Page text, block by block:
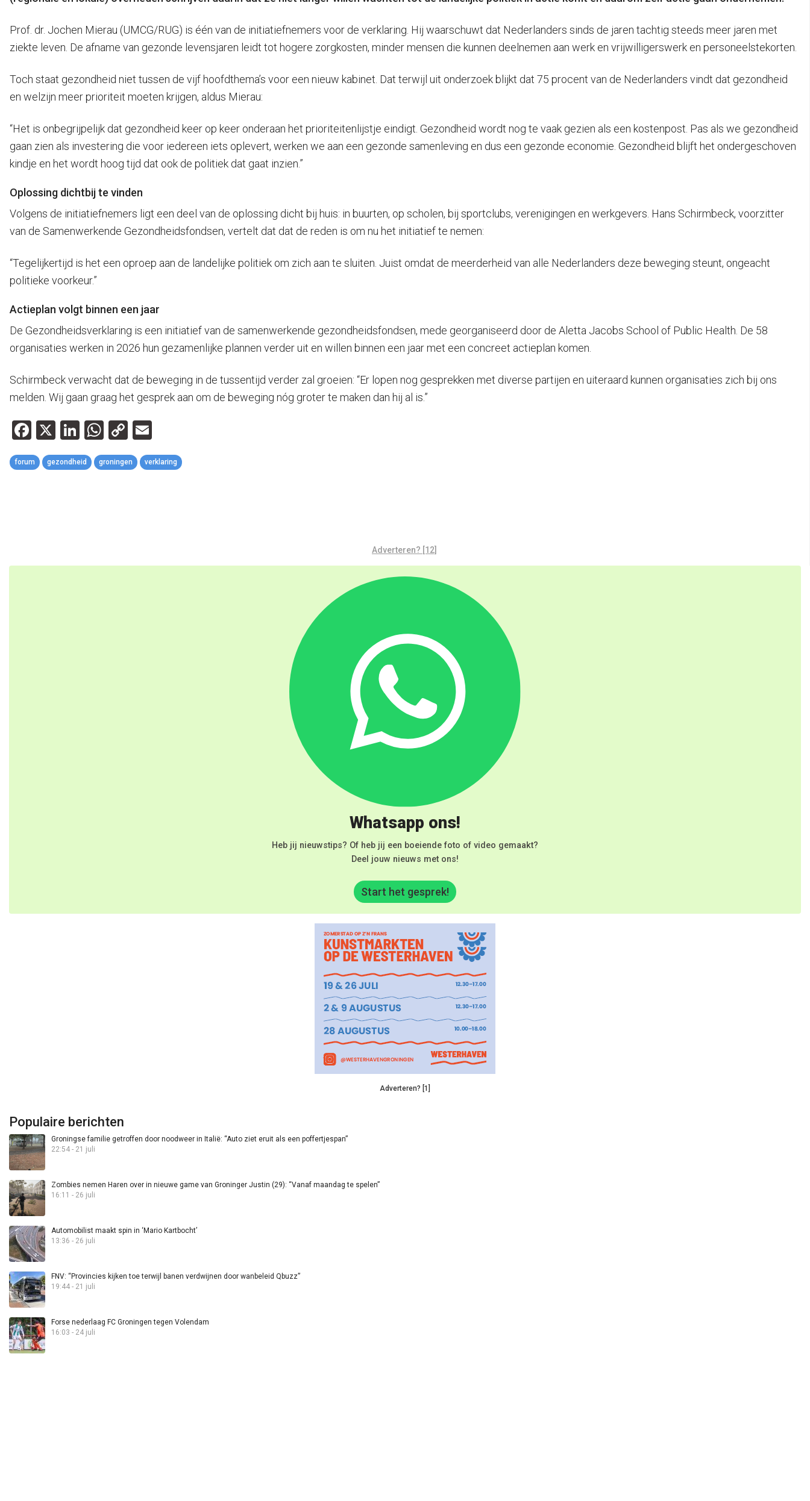
Prof. dr. Jochen Mierau (UMCG/RUG) is één van de initiatiefnemers voor de verklaring. Hij waarschuwt dat Nederlanders sinds de jaren tachtig steeds meer jaren met
ziekte leven. De afname van gezonde levensjaren leidt tot hogere zorgkosten, minder mensen die kunnen deelnemen aan werk en vrijwilligerswerk en personeelstekorten.
Toch staat gezondheid niet tussen de vijf hoofdthema’s voor een nieuw kabinet. Dat terwijl uit onderzoek blijkt dat 75 procent van de Nederlanders vindt dat gezondheid
en welzijn meer prioriteit moeten krijgen, aldus Mierau:
“Het is onbegrijpelijk dat gezondheid keer op keer onderaan het prioriteitenlijstje eindigt. Gezondheid wordt nog te vaak gezien als een kostenpost. Pas als we gezondheid
gaan zien als investering die voor iedereen iets oplevert, werken we aan een gezonde samenleving en dus een gezonde economie. Gezondheid blijft het ondergeschoven
kindje en het wordt hoog tijd dat ook de politiek dat gaat inzien.”
Oplossing dichtbij te vinden
Volgens de initiatiefnemers ligt een deel van de oplossing dicht bij huis: in buurten, op scholen, bij sportclubs, verenigingen en werkgevers. Hans Schirmbeck, voorzitter
van de Samenwerkende Gezondheidsfondsen, vertelt dat dat de reden is om nu het initiatief te nemen:
“Tegelijkertijd is het een oproep aan de landelijke politiek om zich aan te sluiten. Juist omdat de meerderheid van alle Nederlanders deze beweging steunt, ongeacht
politieke voorkeur.”
Actieplan volgt binnen een jaar
De Gezondheidsverklaring is een initiatief van de samenwerkende gezondheidsfondsen, mede georganiseerd door de Aletta Jacobs School of Public Health. De 58
organisaties werken in 2026 hun gezamenlijke plannen verder uit en willen binnen een jaar met een concreet actieplan komen.
Schirmbeck verwacht dat de beweging in de tussentijd verder zal groeien: “Er lopen nog gesprekken met diverse partijen en uiteraard kunnen organisaties zich bij ons
melden. Wij gaan graag het gesprek aan om de beweging nóg groter te maken dan hij al is.”
Facebook
X LinkedIn
WhatsApp
Copy
Link
forum gezondheid groningen verklaring
Adverteren? [12]
Whatsapp ons!
Heb jij nieuwstips? Of heb jij een boeiende foto of video gemaakt?
Deel jouw nieuws met ons!
Start het gesprek!
Adverteren? [1]
Populaire berichten
Groningse familie getroffen door noodweer in Italië: “Auto ziet eruit als een poffertjespan”
22:54 - 21 juli
Zombies nemen Haren over in nieuwe game van Groninger Justin (29): “Vanaf maandag te spelen”
16:11 - 26 juli
Automobilist maakt spin in ‘Mario Kartbocht’
13:36 - 26 juli
FNV: “Provincies kijken toe terwijl banen verdwijnen door wanbeleid Qbuzz”
19:44 - 21 juli
Forse nederlaag FC Groningen tegen Volendam
16:03 - 24 juli